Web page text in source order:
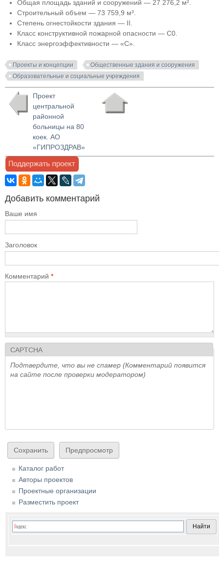
Общая площадь зданий и сооружений — 27 276,2 м².
Строительный объем — 73 759,9 м³.
Степень огнестойкости здания — II.
Класс конструктивной пожарной опасности — С0.
Класс энергоэффективности — «С».
Проекты и концепции
Общественные здания и сооружения
Образовательные и социальные учреждения
Проект
центральной
районной
больницы на 80
коек. АО
«ГИПРОЗДРАВ»
Добавить комментарий
Ваше имя
Заголовок
Комментарий *
CAPTCHA
Подтвердите, что вы не спамер (Комментарий появится
на сайте после проверки модератором)
Каталог работ
Авторы проектов
Проектные организации
Разместить проект